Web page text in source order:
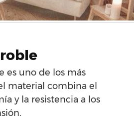
es uno de los más
material combina el
y la resistencia a los